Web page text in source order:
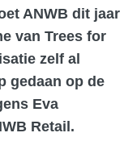
ANWB dit jaar
van Trees for
zelf al
gedaan op de
Eva
Retail.